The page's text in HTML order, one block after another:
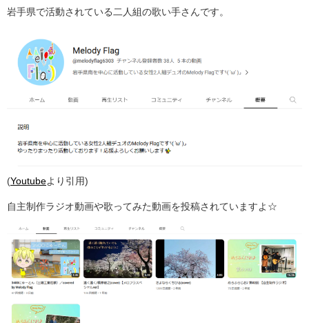
岩手県で活動されている二人組の歌い手さんです。
(Youtubeより引用)
自主制作ラジオ動画や歌ってみた動画を投稿されていますよ☆